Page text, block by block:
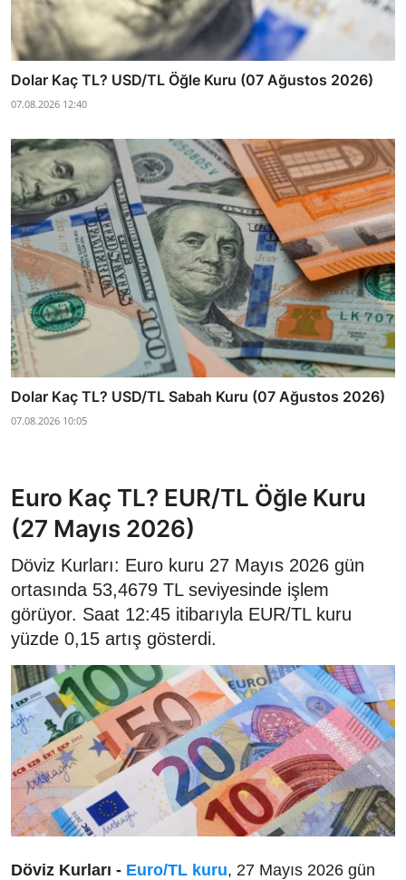
Dolar Kaç TL? USD/TL Öğle Kuru (07 Ağustos 2026)
07.08.2026 12:40
Dolar Kaç TL? USD/TL Sabah Kuru (07 Ağustos 2026)
07.08.2026 10:05
Euro Kaç TL? EUR/TL Öğle Kuru
(27 Mayıs 2026)
Döviz Kurları: Euro kuru 27 Mayıs 2026 gün
ortasında 53,4679 TL seviyesinde işlem
görüyor. Saat 12:45 itibarıyla EUR/TL kuru
yüzde 0,15 artış gösterdi.
Döviz Kurları - Euro/TL kuru, 27 Mayıs 2026 gün